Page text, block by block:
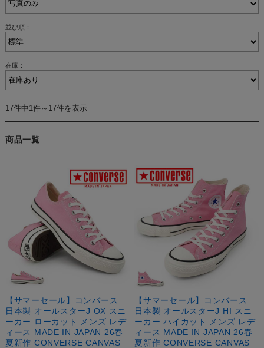
並び順：
在庫：
17件中1件～17件を表示
商品一覧
【サマーセール】コンバース
日本製 オールスターJ OX スニ
ーカー ローカット メンズ レデ
ィース MADE IN JAPAN 26春
夏新作 CONVERSE CANVAS
【サマーセール】コンバース
日本製 オールスターJ HI スニ
ーカー ハイカット メンズ レデ
ィース MADE IN JAPAN 26春
夏新作 CONVERSE CANVAS